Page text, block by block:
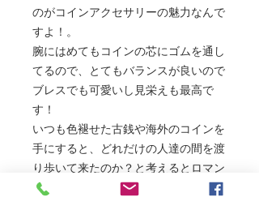
のがコインアクセサリーの魅力なんで
すよ！。
腕にはめてもコインの芯にゴムを通し
てるので、とてもバランスが良いので
ブレスでも可愛いし見栄えも最高で
す！
いつも色褪せた古銭や海外のコインを
手にすると、どれだけの人達の間を渡
り歩いて来たのか？と考えるとロマン
を感じてしまいます！！